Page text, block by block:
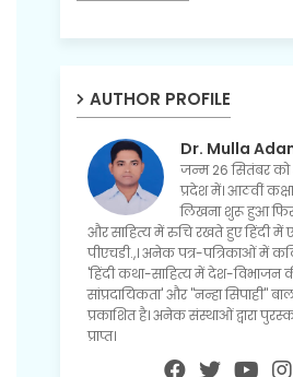
AUTHOR PROFILE
Dr. Mulla
जन्म 26 सितंबर
प्रदेश में। आठवीं
लिखना शुरू हुआ फिर
और साहित्य में रुचि रखते हुए हिंदी में
पीएचडी.,। अनेक पत्र-पत्रिकाओं में
'हिंदी कथा-साहित्य में देश-विभाजन
सांप्रदायिकता' और "नन्हा सिपाही"
प्रकाशित है। अनेक संस्थाओं द्वारा
प्राप्त।